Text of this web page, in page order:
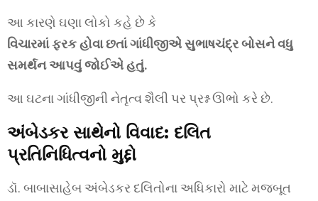
આ કારણે ઘણા લોકો કહે છે કે
વિચારમાં ફરક હોવા છતાં ગાંધીજીએ સુભાષચંદ્ર બોસને વધુ
સમર્થન આપવું જોઈએ હતું.
આ ઘટના ગાંધીજીની નેતૃત્વ શૈલી પર પ્રશ્ન ઊભો કરે છે.
અંબેડકર સાથેનો વિવાદ: દલિત
પ્રતિનિધિત્વનો મુદ્દો
ડૉ. બાબાસાહેબ અંબેડકર દલિતોના અધિકારો માટે મજબૂત